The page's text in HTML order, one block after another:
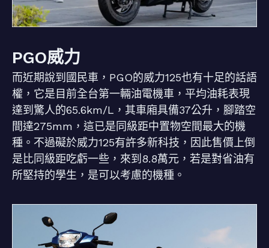
PGO威力
而近期說到國民車，PGO的威力125也有十足的話語
權，它是目前全台第一輛油電機車，平均油耗表現
達到驚人的65.6km/L，其車廂具備37公升，腳踏空
間達275mm，這已是同級距中置物空間最大的機
種。不過礙於威力125有許多新科技，因此售價上倒
是比同級距吃虧一些，來到8.8萬元，若是對省油有
所堅持的學生，是可以考慮的機種。